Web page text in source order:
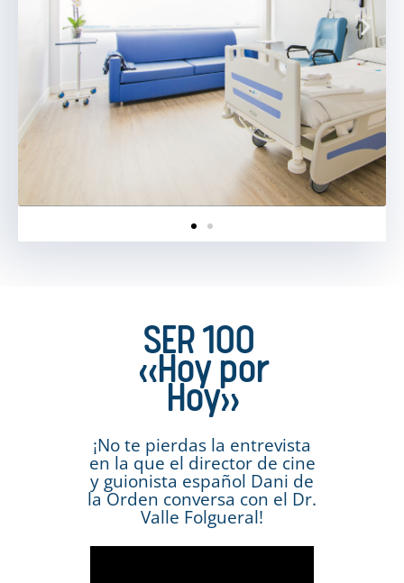
SER 100
«Hoy por
Hoy»
¡No te pierdas la entrevista
en la que el director de cine
y guionista español Dani de
la Orden conversa con el Dr.
Valle Folgueral!